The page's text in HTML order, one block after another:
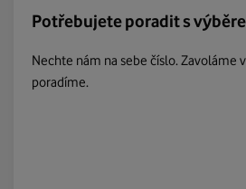
Potřebujete poradit s
Nechte nám na sebe číslo. Zavoláme
poradíme.